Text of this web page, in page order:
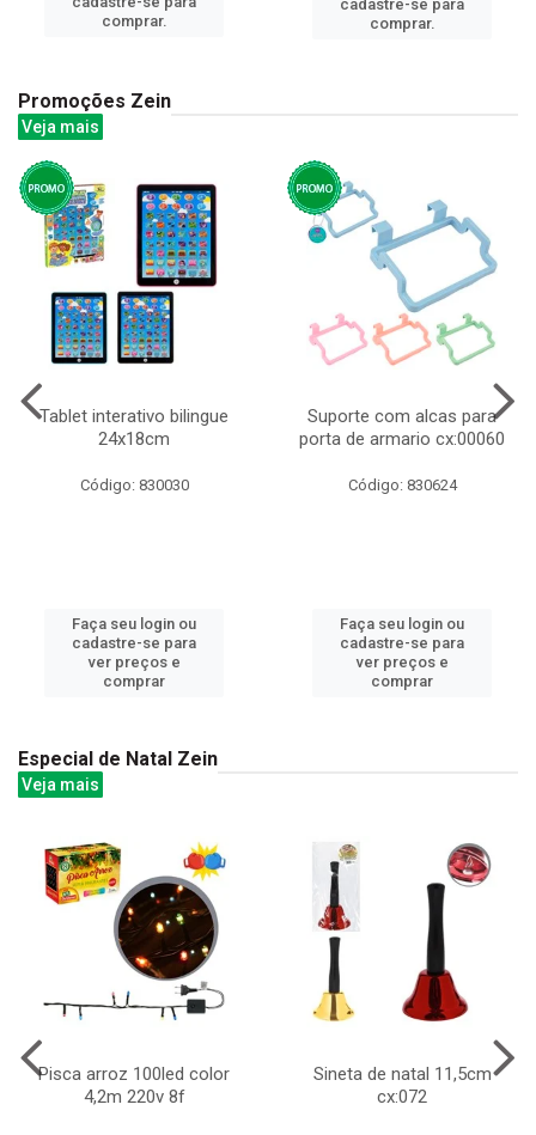
comprar.
cadastre-se para
comprar.
Promoções Zein
Veja mais
Tablet interativo bilingue
24x18cm
Código: 830030
Faça seu login ou
cadastre-se para
ver preços e
comprar
Suporte com alcas para
porta de armario cx:00060
Código: 830624
Faça seu login ou
cadastre-se para
ver preços e
comprar
Especial de Natal Zein
Veja mais
Pisca arroz 100led color
4,2m 220v 8f
Sineta de natal 11,5cm
cx:072